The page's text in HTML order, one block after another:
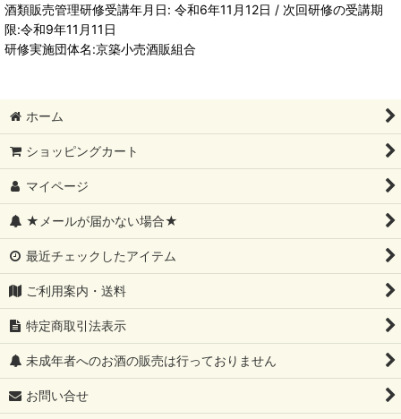
酒類販売管理研修受講年月日: 令和6年11月12日 / 次回研修の受講期
限:令和9年11月11日
研修実施団体名:京築小売酒販組合
ホーム
ショッピングカート
マイページ
★メールが届かない場合★
最近チェックしたアイテム
ご利用案内・送料
特定商取引法表示
未成年者へのお酒の販売は行っておりません
お問い合せ